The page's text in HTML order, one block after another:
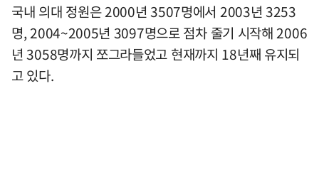
국내 의대 정원은 2000년 3507명에서 2003년 3253
명, 2004~2005년 3097명으로 점차 줄기 시작해 2006
년 3058명까지 쪼그라들었고 현재까지 18년째 유지되
고 있다.